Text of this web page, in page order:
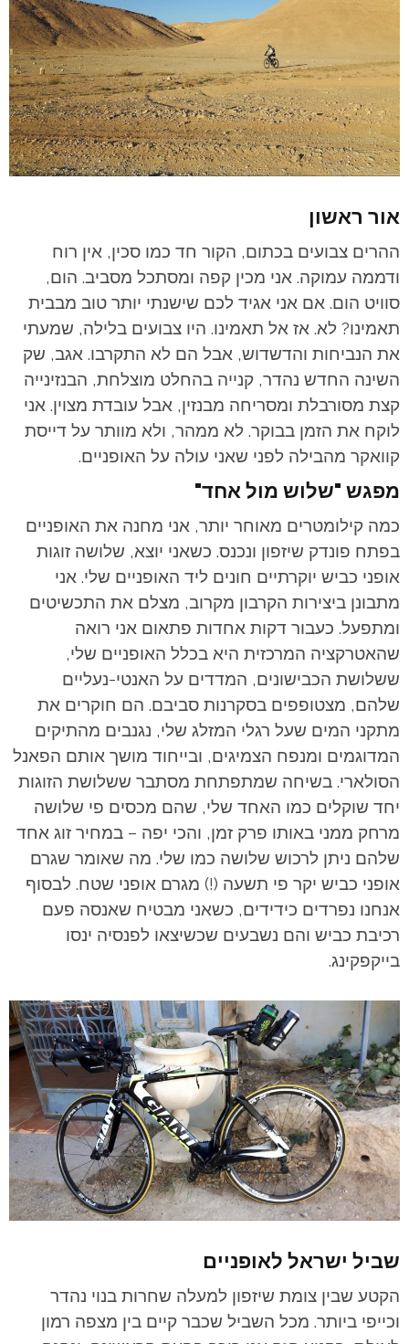
אור ראשון
ההרים צבועים בכתום, הקור חד כמו סכין, אין רוח
ודממה עמוקה. אני מכין קפה ומסתכל מסביב. הום,
סוויט הום. אם אני אגיד לכם שישנתי יותר טוב מבבית
תאמינו? לא. אז אל תאמינו. היו צבועים בלילה, שמעתי
את הנביחות והדשדוש, אבל הם לא התקרבו. אגב, שק
השינה החדש נהדר, קנייה בהחלט מוצלחת, הבנזינייה
קצת מסורבלת ומסריחה מבנזין, אבל עובדת מצוין. אני
לוקח את הזמן בבוקר. לא ממהר, ולא מוותר על דייסת
קוואקר מהבילה לפני שאני עולה על האופניים.
מפגש "שלוש מול אחד"
כמה קילומטרים מאוחר יותר, אני מחנה את האופניים
בפתח פונדק שיזפון ונכנס. כשאני יוצא, שלושה זוגות
אופני כביש יוקרתיים חונים ליד האופניים שלי. אני
מתבונן ביצירות הקרבון מקרוב, מצלם את התכשיטים
ומתפעל. כעבור דקות אחדות פתאום אני רואה
שהאטרקציה המרכזית היא בכלל האופניים שלי,
ששלושת הכבישונים, המדדים על האנטי-נעליים
שלהם, מצטופפים בסקרנות סביבם. הם חוקרים את
מתקני המים שעל רגלי המזלג שלי, נגנבים מהתיקים
המדוגמים ומנפח הצמיגים, ובייחוד מושך אותם הפאנל
הסולארי. בשיחה שמתפתחת מסתבר ששלושת הזוגות
יחד שוקלים כמו האחד שלי, שהם מכסים פי שלושה
מרחק ממני באותו פרק זמן, והכי יפה – במחיר זוג אחד
שלהם ניתן לרכוש שלושה כמו שלי. מה שאומר שגרם
אופני כביש יקר פי תשעה (!) מגרם אופני שטח. לבסוף
אנחנו נפרדים כידידים, כשאני מבטיח שאנסה פעם
רכיבת כביש והם נשבעים שכשיצאו לפנסיה ינסו
בייקפקינג.
שביל ישראל לאופניים
הקטע שבין צומת שיזפון למעלה שחרות בנוי נהדר
וכייפי ביותר. מכל השביל שכבר קיים בין מצפה רמון